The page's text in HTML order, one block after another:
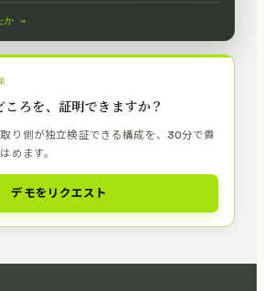
か →
ろを、証明できますか？
り側が独立検証できる構成を、30分で貴
めます。
デモをリクエスト